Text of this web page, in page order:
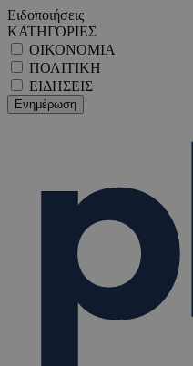
Ειδοποιήσεις
ΚΑΤΗΓΟΡΙΕΣ
ΟΙΚΟΝΟΜΙΑ
ΠΟΛΙΤΙΚΗ
ΕΙΔΗΣΕΙΣ